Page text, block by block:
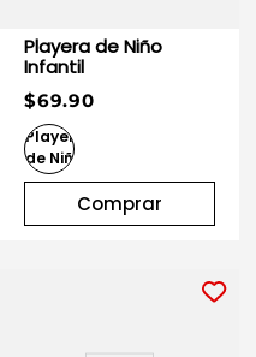
Playera de Niño
Infantil
$69.90
Comprar